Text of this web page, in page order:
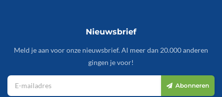
Nieuwsbrief
Meld je aan voor onze nieuwsbrief. Al meer dan 20.000 anderen
gingen je voor!
Abonneren